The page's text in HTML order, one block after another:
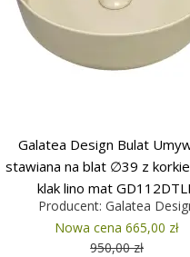
Galatea Design Bulat
stawiana na blat ∅39 z
klak lino mat
WYPRZEDAŻ KOLORU
Producent:Galatea
Nowa cena 665,00 zł
950,00 zł